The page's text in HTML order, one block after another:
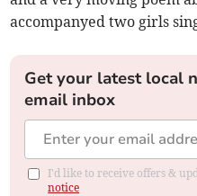
accompanyed two girls
Get your latest local
email inbox
I'd like to receive offers &
notice